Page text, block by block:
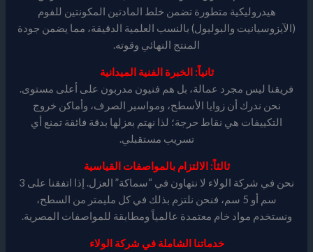
هيدروليكية متطورة تضمن خلط المادتين المكونتين للفوم
(الآيزوسيانيت والبوليول) بالنسب العلمية الدقيقة، مما يضمن جودة
المنتج النهائي وقوته.
ثانياً: الخبرة الفنية الميدانية
فريقنا ليس مجرد عمالة، بل هم فنيون مدربون على أعلى مستوى.
نحن ندرك أن زوايا الأسطح، ومواسير الصرف، وأماكن خروج
التكييفات هي نقاط حرجة؛ لذا نهتم بعزلها بدقة فائقة تمنع أي
تسريب مستقبلي.
ثالثاً: الالتزام بالمواصفات القياسية
نحن في شركة الولاء لا نتهاون في “سماكة” العزل. إذا اتفقنا على 3
سم أو 5 سم، فنحن نلتزم بذلك في كل مليمتر من السطح،
ونستخدم مواد خام معتمدة عالمياً ومطابقة للمواصفات المصرية.
خدماتنا الشاملة في شركة الولاء